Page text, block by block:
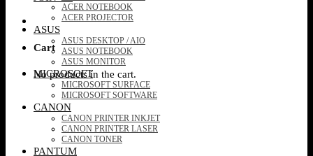
Cart
No products in the cart.
ACER NOTEBOOK
ACER PROJECTOR
ASUS
ASUS DESKTOP / AIO
ASUS NOTEBOOK
ASUS MONITOR
MICROSOFT
MICROSOFT SURFACE
MICROSOFT SOFTWARE
CANON
CANON PRINTER INKJET
CANON PRINTER LASER
CANON TONER
PANTUM